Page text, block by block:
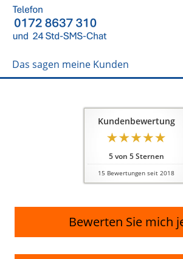
Das sagen meine Kunden
Kundenbewertung
5von 5Sternen
15 Bewertungen seit 2018
Bewerten Sie mich